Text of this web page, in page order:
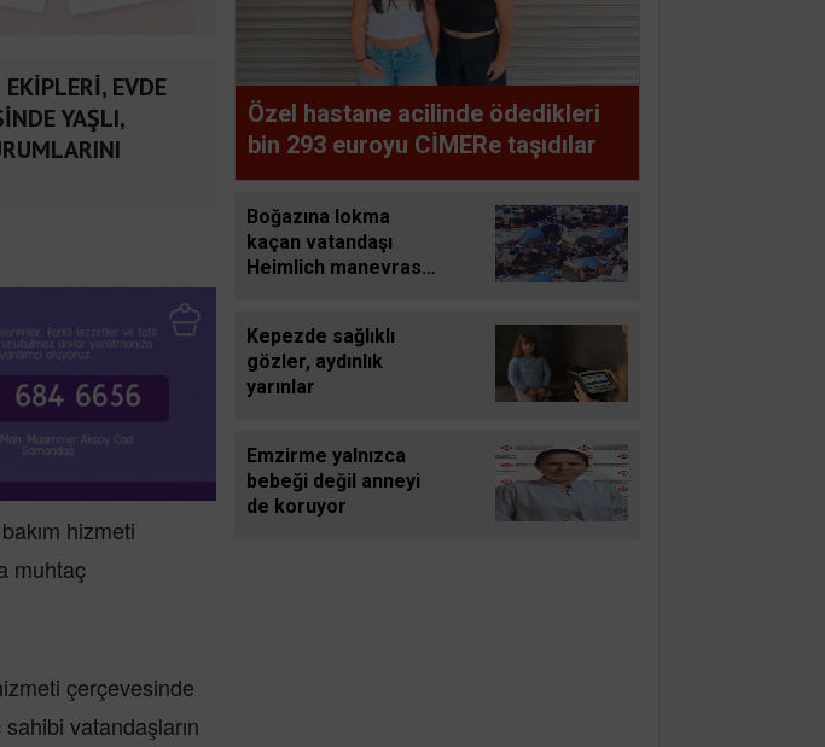
EVDE
YAŞLI,
hizmeti
muhtaç
çerçevesinde
vatandaşların
Özel hastane acilinde ödedikleri
bin 293 euroyu CİMERe taşıdılar
Boğazına lokma
kaçan vatandaşı
Heimlich manevrası
Kepezde sağlıklı
gözler, aydınlık
yarınlar
Emzirme yalnızca
bebeği değil anneyi
de koruyor